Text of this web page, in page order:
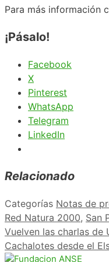
Para más información
¡Pásalo!
Facebook
X
Pinterest
WhatsApp
Telegram
LinkedIn
Relacionado
Categorías Notas de
Red Natura 2000, San
Vuelven las charlas de
Cachalotes desde el